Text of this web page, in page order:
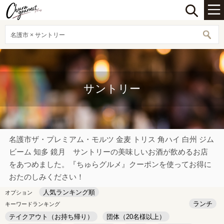
名護市 × サントリー
サントリー
名護市ザ・プレミアム・モルツ 金麦 トリス 角ハイ 白州 ジム
ビーム 知多 鏡月 サントリーの美味しいお酒が飲めるお店
をあつめました。『ちゅらグルメ』クーポンを使ってお得に
おたのしみください！
オプション 人気ランキング順
キーワードランキング
ランチ
テイクアウト（お持ち帰り）
団体（20名様以上）